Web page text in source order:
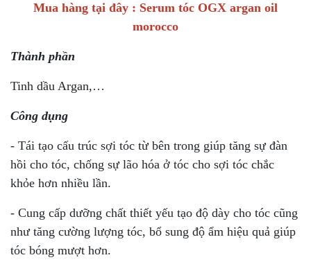
Mua hàng tại đây : Serum tóc OGX argan oil
morocco
Thành phần
Tinh dầu Argan,…
Công dụng
- Tái tạo cấu trúc sợi tóc từ bên trong giúp tăng sự đàn
hồi cho tóc, chống sự lão hóa ở tóc cho sợi tóc chắc
khỏe hơn nhiều lần.
- Cung cấp dưỡng chất thiết yếu tạo độ dày cho tóc cũng
như tăng cường lượng tóc, bổ sung độ ẩm hiệu quả giúp
tóc bóng mượt hơn.